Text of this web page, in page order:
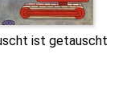
ist getauscht